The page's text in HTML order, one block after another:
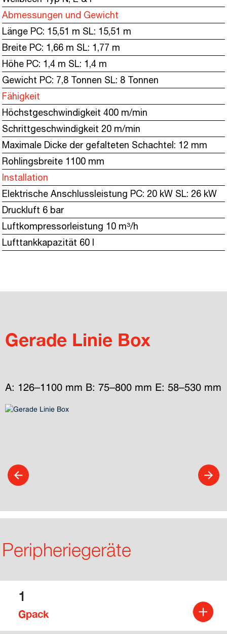
Abmessungen und Gewicht
Länge PC: 15,51 m SL: 15,51 m
Breite PC: 1,66 m SL: 1,77 m
Höhe PC: 1,4 m SL: 1,4 m
Gewicht PC: 7,8 Tonnen SL: 8 Tonnen
Fähigkeit
Höchstgeschwindigkeit 400 m/min
Schrittgeschwindigkeit 20 m/min
Maximale Dicke der gefalteten Schachtel: 12 mm
Rohlingsbreite 1100 mm
Installation
Elektrische Anschlussleistung PC: 20 kW SL: 26 kW
Druckluft 6 bar
Luftkompressorleistung 10 m³/h
Lufttankkapazität 60 l
Gerade Linie Box
A: 126–1100 mm B: 75–800 mm E: 58–530 mm
Peripheriegeräte
1
Gpack